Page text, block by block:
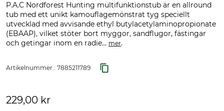
P.A.C Nordforest Hunting multifunktionstub är en allround
tub med ett unikt kamouflagemönstrat tyg speciellt
utvecklad med avvisande ethyl butylacetylaminopropionate
(EBAAP), vilket stöter bort myggor, sandflugor, fästingar
och getingar inom en radie... mer.
Artikelnummer.: 7885211789
229,00 kr